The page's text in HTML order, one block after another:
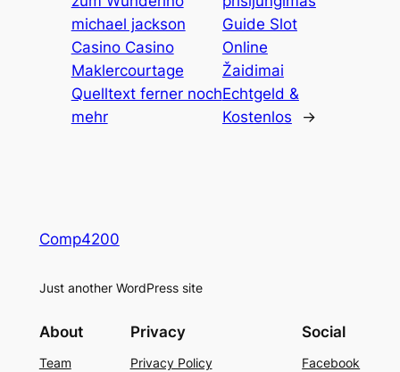
michael jackson
Casino Casino
Maklercourtage
Quelltext ferner noch
mehr
Guide Slot
Online
Žaidimai
Echtgeld &
Kostenlos
→
Comp4200
Just another WordPress site
About
Team
Privacy
Privacy Policy
Social
Facebook